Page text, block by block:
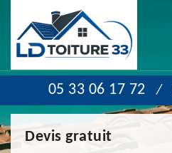
05 33 06 17 72 /
Devis gratuit